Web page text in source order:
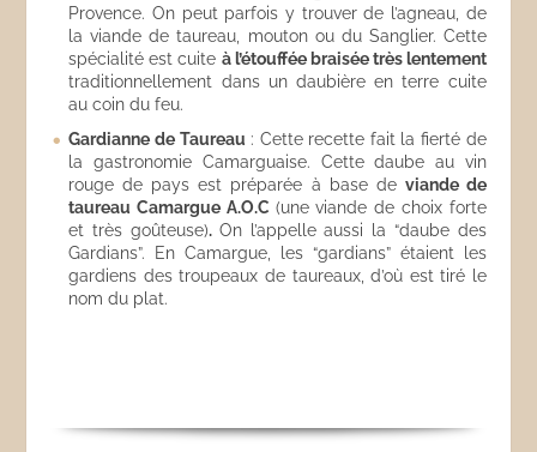
Provence. On peut parfois y trouver de l’agneau, de
la viande de taureau, mouton ou du Sanglier. Cette
spécialité est cuite à l’étouffée braisée très lentement
traditionnellement dans un daubière en terre cuite
au coin du feu.
Gardianne de Taureau : Cette recette fait la fierté de
la gastronomie Camarguaise. Cette daube au vin
rouge de pays est préparée à base de viande de
taureau Camargue A.O.C (une viande de choix forte
et très goûteuse). On l’appelle aussi la “daube des
Gardians”. En Camargue, les “gardians” étaient les
gardiens des troupeaux de taureaux, d’où est tiré le
nom du plat.